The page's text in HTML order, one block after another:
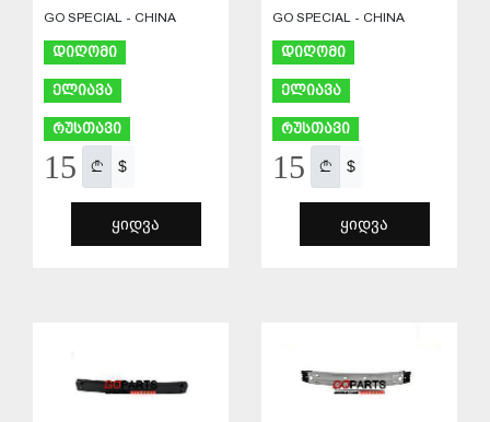
GO SPECIAL - CHINA
დიღომი
ელიავა
რუსთავი
15 $
ᲧᲘᲓᲕᲐ
GO SPECIAL - CHINA
დიღომი
ელიავა
რუსთავი
15 $
ᲧᲘᲓᲕᲐ